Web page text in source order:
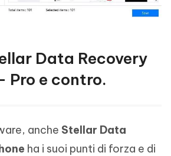
Data Recovery
Pro e contro.
anche Stellar Data
ha i suoi punti di forza e di